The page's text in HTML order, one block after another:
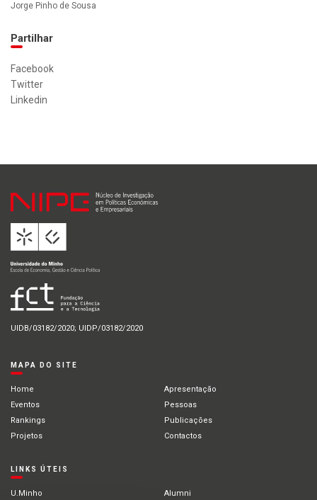
Jorge Pinho de Sousa
Partilhar
Facebook
Twitter
Linkedin
UIDB/03182/2020; UIDP/03182/2020
MAPA DO SITE
Home
Apresentação
Eventos
Pessoas
Rankings
Publicações
Projetos
Contactos
LINKS ÚTEIS
U.Minho Alumni